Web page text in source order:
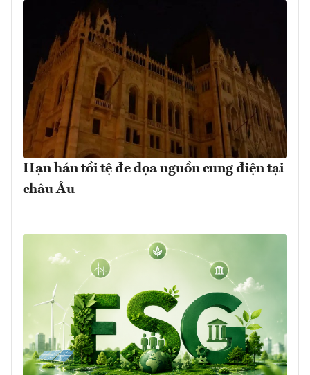
Hạn hán tồi tệ đe dọa nguồn cung điện tại
châu Âu